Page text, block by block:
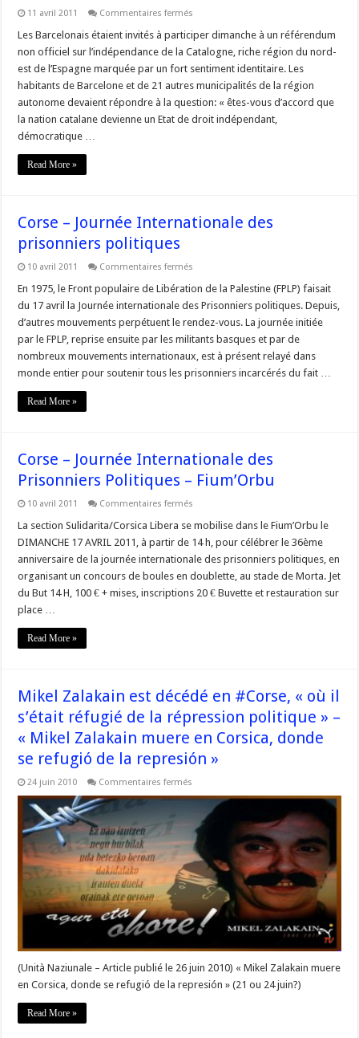
11 avril 2011 Commentaires fermés
:
Les
Barcelonais
invités
à
une
consultation
sur
l’indépendance
Les Barcelonais étaient invités à participer dimanche à un référendum
non officiel sur l’indépendance de la Catalogne, riche région du nord-
est de l’Espagne marquée par un fort sentiment identitaire. Les
habitants de Barcelone et de 21 autres municipalités de la région
autonome devaient répondre à la question: « êtes-vous d’accord que
la nation catalane devienne un Etat de droit indépendant,
démocratique …
Read More »
Corse – Journée Internationale des
prisonniers politiques
10 avril 2011 Commentaires fermés
–
Internationale
des
prisonniers
politiques
En 1975, le Front populaire de Libération de la Palestine (FPLP) faisait
du 17 avril la Journée internationale des Prisonniers politiques. Depuis,
d’autres mouvements perpétuent le rendez-vous. La journée initiée
par le FPLP, reprise ensuite par les militants basques et par de
nombreux mouvements internationaux, est à présent relayé dans
monde entier pour soutenir tous les prisonniers incarcérés du fait …
Read More »
Corse – Journée Internationale des
Prisonniers Politiques – Fium’Orbu
10 avril 2011 Commentaires fermés
–
Internationale
des
Prisonniers
Politiques
Fium’Orbu
La section Sulidarita/Corsica Libera se mobilise dans le Fium’Orbu le
DIMANCHE 17 AVRIL 2011, à partir de 14 h, pour célébrer le 36ème
anniversaire de la journée internationale des prisonniers politiques, en
organisant un concours de boules en doublette, au stade de Morta. Jet
du But 14 H, 100 € + mises, inscriptions 20 € Buvette et restauration sur
place …
Read More »
Mikel Zalakain est décédé en #Corse, « où il
s’était réfugié de la répression politique » –
« Mikel Zalakain muere en Corsica, donde
se refugió de la represión »
24 juin 2010 Commentaires fermés
Zalakain
décédé
en
#Corse,
« où
il
s’était
réfugié
de
répression
politique »
« Mikel
muere
Corsica,
(Unità Naziunale – Article publié le 26 juin 2010) « Mikel Zalakain muere
en Corsica, donde se refugió de la represión » (21 ou 24 juin?)
Read More »